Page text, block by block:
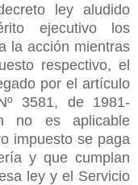
ley aludido
ejecutivo los
la acción mientras
respectivo, el
por el artículo
3581, de 1981-
no es aplicable
impuesto se paga
y que cumplan
ley y el Servicio